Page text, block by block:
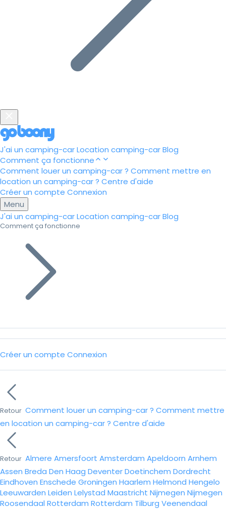
J'ai un camping-carLocation camping-carBlog
Comment ça fonctionne
Comment louer un camping-car ? Comment mettre en
location un camping-car ? Centre d'aide
Créer un compte Connexion
Menu
J'ai un camping-carLocation camping-carBlog
Comment ça fonctionne
Créer un compte Connexion
Retour Comment louer un camping-car ? Comment mettre
en location un camping-car ? Centre d'aide
Retour Almere Amersfoort Amsterdam Apeldoorn Arnhem
Assen Breda Den Haag DeventerDoetinchem Dordrecht
Eindhoven Enschede Groningen Haarlem Helmond Hengelo
Leeuwarden Leiden Lelystad Maastricht Nijmegen Nijmegen
Roosendaal Rotterdam Rotterdam Tilburg Veenendaal